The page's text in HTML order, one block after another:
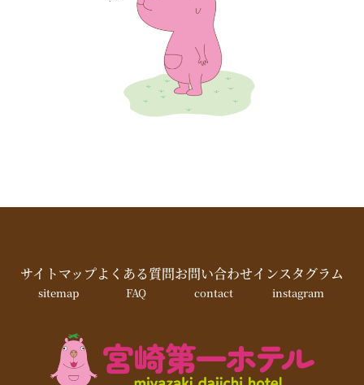
サイトマップ
sitemap
よくある質問
FAQ
お問い合わせ
contact
インスタグラム
instagram